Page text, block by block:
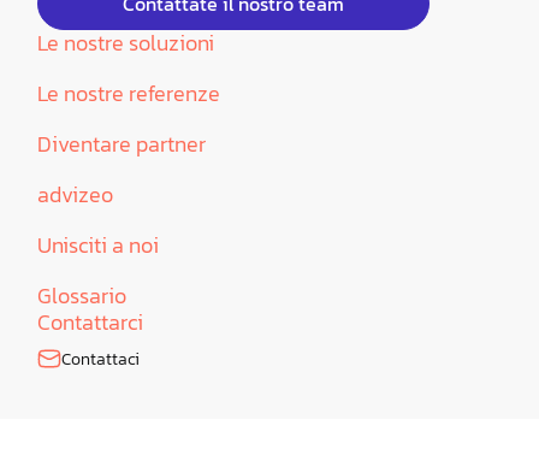
Le nostre soluzioni
Le nostre referenze
Diventare partner
advizeo
Unisciti a noi
Glossario
Contattarci
Contattaci